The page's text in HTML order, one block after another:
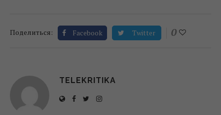
Поделиться: Facebook Twitter 0
TELEKRITIKA